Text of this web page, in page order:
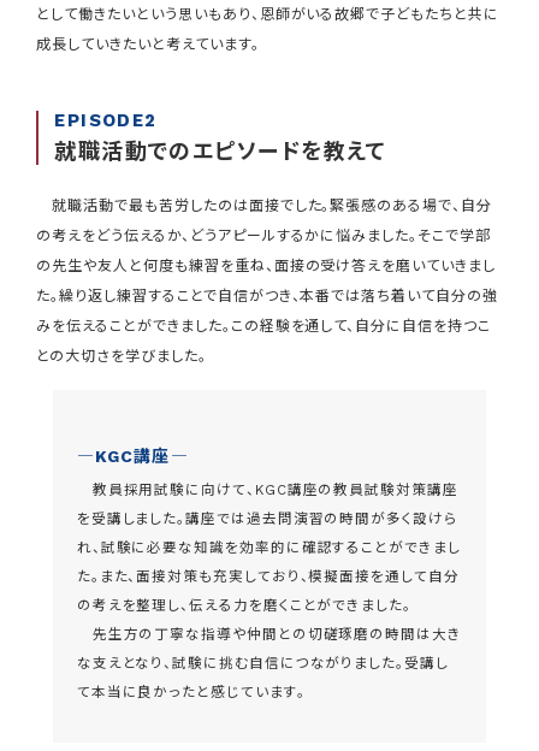
として働きたいという思いもあり、恩師がいる故郷で子どもたちと共に
成長していきたいと考えています。
EPISODE2
就職活動でのエピソードを教えて
就職活動で最も苦労したのは面接でした。緊張感のある場で、自分
の考えをどう伝えるか、どうアピールするかに悩みました。そこで学部
の先生や友人と何度も練習を重ね、面接の受け答えを磨いていきまし
た。繰り返し練習することで自信がつき、本番では落ち着いて自分の強
みを伝えることができました。この経験を通して、自分に自信を持つこ
との大切さを学びました。
―KGC講座―
教員採用試験に向けて、KGC講座の教員試験対策講座
を受講しました。講座では過去問演習の時間が多く設けら
れ、試験に必要な知識を効率的に確認することができまし
た。また、面接対策も充実しており、模擬面接を通して自分
の考えを整理し、伝える力を磨くことができました。
先生方の丁寧な指導や仲間との切磋琢磨の時間は大き
な支えとなり、試験に挑む自信につながりました。受講し
て本当に良かったと感じています。